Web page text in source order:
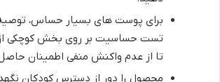
برای پوست های بسیار حساس،
تست حساسیت بر روی بخش کوچکی
تا از عدم واکنش منفی اطمینان
محصول را دور از دسترس کودکان